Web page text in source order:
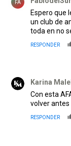
FA
Espero que
un club de
toda en no
RESPONDER
Karina
Con esta
volver antes
RESPONDER